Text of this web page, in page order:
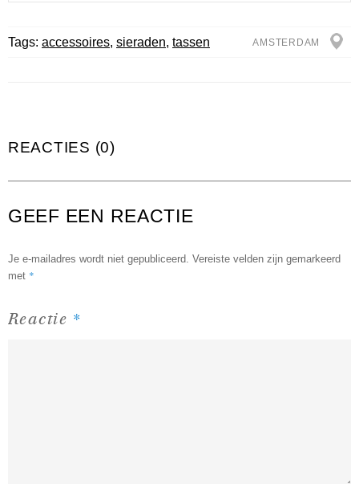
Tags: accessoires, sieraden, tassen AMSTERDAM
REACTIES (0)
GEEF EEN REACTIE
Je e-mailadres wordt niet gepubliceerd. Vereiste velden zijn gemarkeerd
met *
Reactie *